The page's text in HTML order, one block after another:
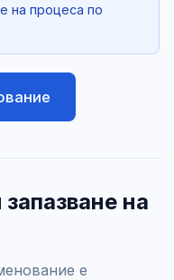
на процеса по
на
е